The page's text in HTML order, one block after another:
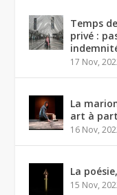
Temps
privé :
17 Nov,
La
art à
16 Nov,
La
15 Nov,